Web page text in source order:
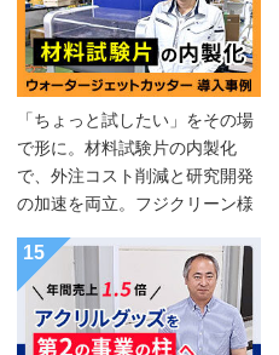
「ちょっと試したい」をその場
で形に。材料試験片の内製化
で、外注コスト削減と研究開発
の加速を両立。フジクリーン様
15